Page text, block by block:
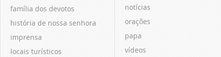
família dos devotos
história de nossa senhora
imprensa
locais turísticos
notícias
orações
papa
vídeos